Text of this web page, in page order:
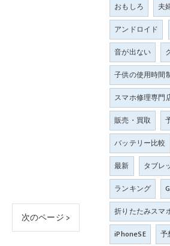
次のページ >
おもしろ
夫
アンドロイド
音が出ない
子供の使用時間
スマホ修理専門
販売・買取
バッテリー比較
最新
タブレ
ランキング
折りたたみスマ
iPhoneSE
予